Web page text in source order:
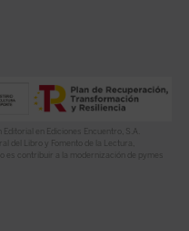
en Ediciones Encuentro, S.A.
del Libro y Fomento de la Lectura,
es contribuir a la modernización de pymes